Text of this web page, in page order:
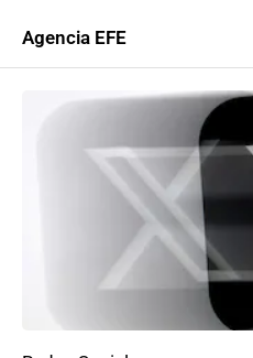
Agencia EFE